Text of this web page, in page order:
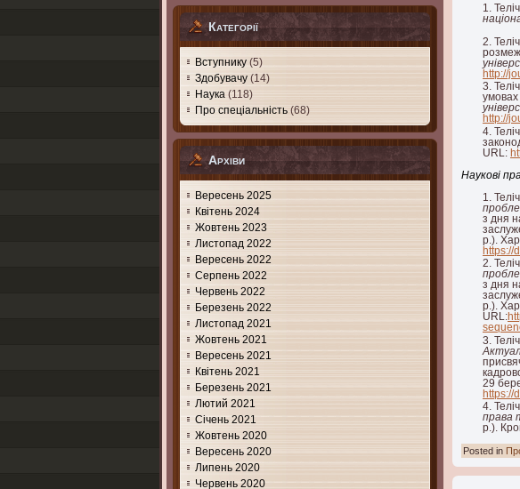
Категорії
Вступнику (5)
Здобувачу (14)
Наука (118)
Про спеціальність (68)
Архіви
Вересень 2025
Квітень 2024
Жовтень 2023
Листопад 2022
Вересень 2022
Серпень 2022
Червень 2022
Березень 2022
Листопад 2021
Жовтень 2021
Вересень 2021
Квітень 2021
Березень 2021
Лютий 2021
Січень 2021
Жовтень 2020
Вересень 2020
Липень 2020
Червень 2020
С.
http://
умовах
http://
URL:
Наукові
з дня
р.).
https://
з дня
р.).
URL:
29
https://
права
р.).
Posted in